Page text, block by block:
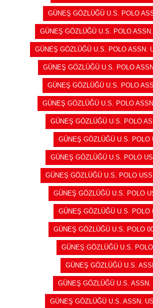
GÜNEŞ GÖZLÜĞÜ U.S. POLO
GÜNEŞ GÖZLÜĞÜ U.S. POLO
GÜNEŞ GÖZLÜĞÜ U.S. POLO ASSN.
GÜNEŞ GÖZLÜĞÜ U.S. POLO
GÜNEŞ GÖZLÜĞÜ U.S. POLO
GÜNEŞ GÖZLÜĞÜ U.S. POLO
GÜNEŞ GÖZLÜĞÜ U.S. POLO
GÜNEŞ GÖZLÜĞÜ U.S. POLO
GÜNEŞ GÖZLÜĞÜ U.S. POLO
GÜNEŞ GÖZLÜĞÜ U.S. POLO
GÜNEŞ GÖZLÜĞÜ U.S. POLO
GÜNEŞ GÖZLÜĞÜ U.S. POLO
GÜNEŞ GÖZLÜĞÜ U.S. POLO
GÜNEŞ GÖZLÜĞÜ U.S.
GÜNEŞ GÖZLÜĞÜ U.S.
GÜNEŞ GÖZLÜĞÜ U.S. ASSN.
GÜNEŞ GÖZLÜĞÜ U.S. ASSN.